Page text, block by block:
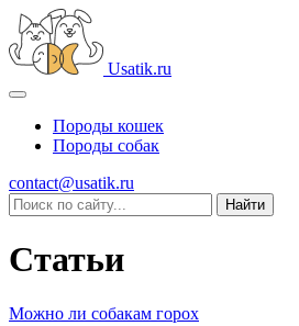
Usatik.ru
Породы кошек
Породы собак
contact@usatik.ru
Статьи
Можно ли собакам горох